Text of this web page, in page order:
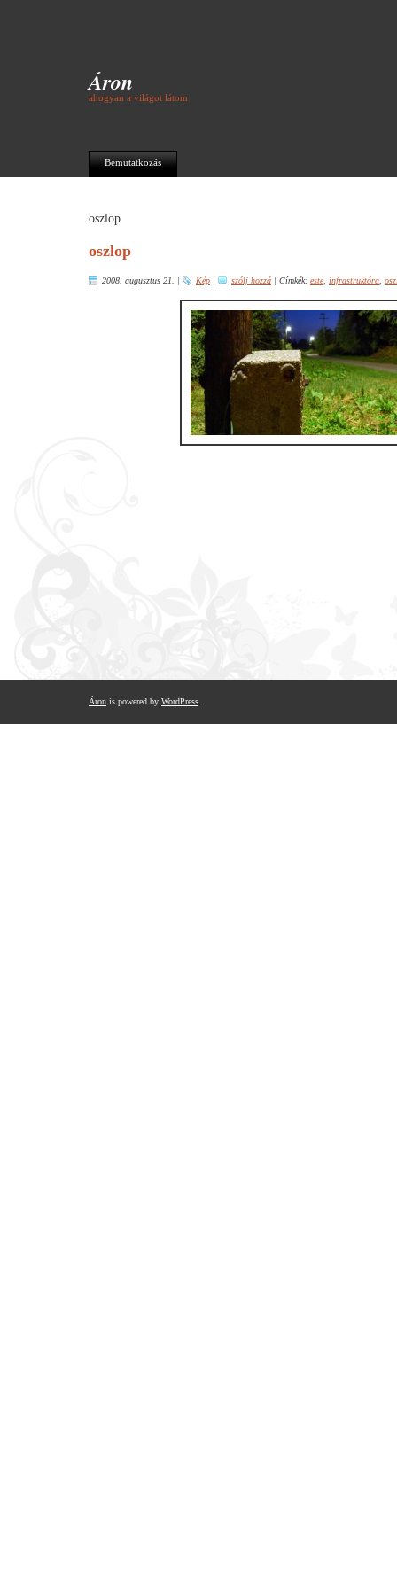
Áron
ahogyan a világot látom
Bemutatkozás
oszlop
oszlop
2008. augusztus 21. | Kép | szólj hozzá | Címkék: este infrastruktóra
Áron is powered by WordPress